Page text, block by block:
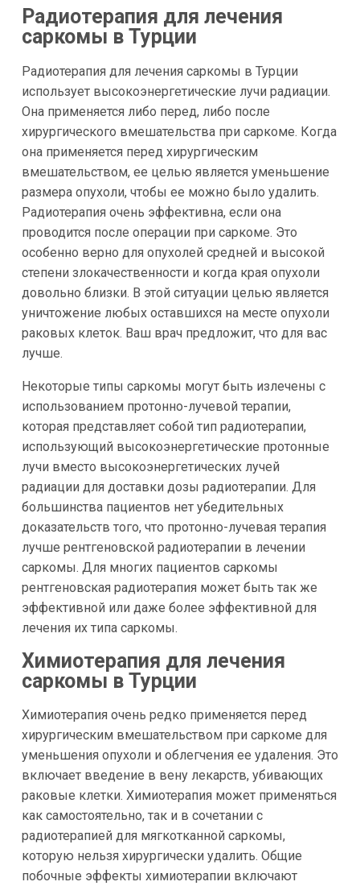
Радиотерапия для лечения
саркомы в Турции
Радиотерапия для лечения саркомы в Турции
использует высокоэнергетические лучи радиации.
Она применяется либо перед, либо после
хирургического вмешательства при саркоме. Когда
она применяется перед хирургическим
вмешательством, ее целью является уменьшение
размера опухоли, чтобы ее можно было удалить.
Радиотерапия очень эффективна, если она
проводится после операции при саркоме. Это
особенно верно для опухолей средней и высокой
степени злокачественности и когда края опухоли
довольно близки. В этой ситуации целью является
уничтожение любых оставшихся на месте опухоли
раковых клеток. Ваш врач предложит, что для вас
лучше.
Некоторые типы саркомы могут быть излечены с
использованием протонно-лучевой терапии,
которая представляет собой тип радиотерапии,
использующий высокоэнергетические протонные
лучи вместо высокоэнергетических лучей
радиации для доставки дозы радиотерапии. Для
большинства пациентов нет убедительных
доказательств того, что протонно-лучевая терапия
лучше рентгеновской радиотерапии в лечении
саркомы. Для многих пациентов саркомы
рентгеновская радиотерапия может быть так же
эффективной или даже более эффективной для
лечения их типа саркомы.
Химиотерапия для лечения
саркомы в Турции
Химиотерапия очень редко применяется перед
хирургическим вмешательством при саркоме для
уменьшения опухоли и облегчения ее удаления. Это
включает введение в вену лекарств, убивающих
раковые клетки. Химиотерапия может применяться
как самостоятельно, так и в сочетании с
радиотерапией для мягкотканной саркомы,
которую нельзя хирургически удалить. Общие
побочные эффекты химиотерапии включают